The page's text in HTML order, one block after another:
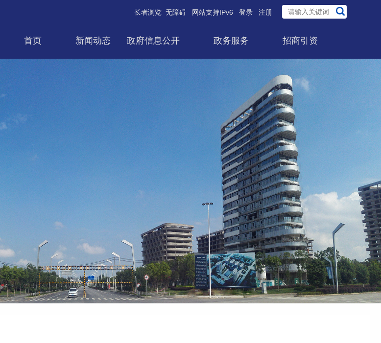
长者浏览 无障碍 网站支持IPv6 登录 注册
首页 新闻动态 政府信息公开 政务服务 招商引资
互动交流